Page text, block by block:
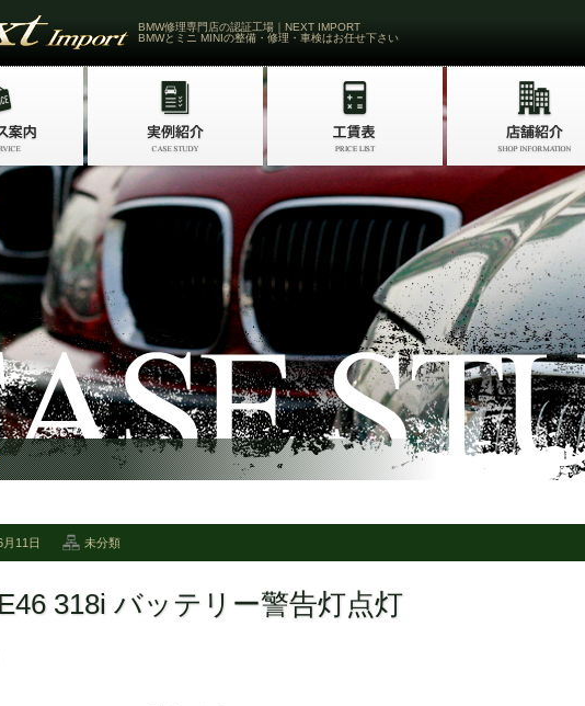
BMW修理専門店の認証工場｜NEXT IMPORT
BMWとミニ MINIの整備・修理・車検はお任せ下さい
11日 未分類
318i バッテリー警告灯点灯